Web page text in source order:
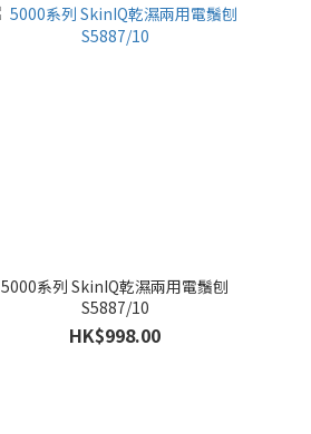
5000系列 SkinIQ乾濕兩用電鬚刨
S5887/10
HK$998.00